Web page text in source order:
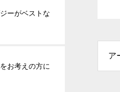
ーがベストな
お考えの方に